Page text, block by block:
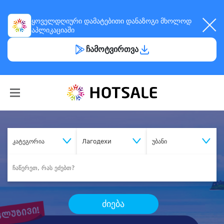
ყოველდღიური დამატებითი დანაზოგი მხოლოდ
აპლიკაციაში
ჩამოტვირთვა
კატეგორია Лагодехи უბანი
ძიება